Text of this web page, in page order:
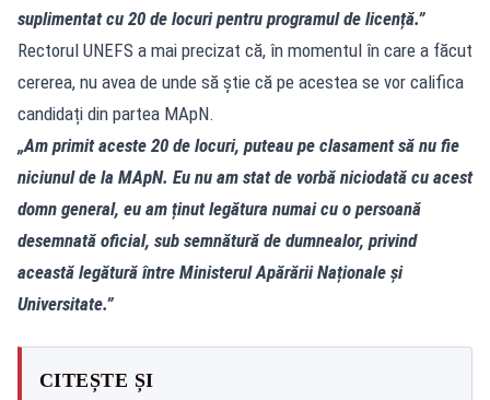
suplimentat cu 20 de locuri pentru programul de licență.”
Rectorul UNEFS a mai precizat că, în momentul în care a făcut
cererea, nu avea de unde să știe că pe acestea se vor califica
candidați din partea MApN.
„Am primit aceste 20 de locuri, puteau pe clasament să nu fie
niciunul de la MApN. Eu nu am stat de vorbă niciodată cu acest
domn general, eu am ținut legătura numai cu o persoană
desemnată oficial, sub semnătură de dumnealor, privind
această legătură între Ministerul Apărării Naționale și
Universitate.”
CITEȘTE ȘI